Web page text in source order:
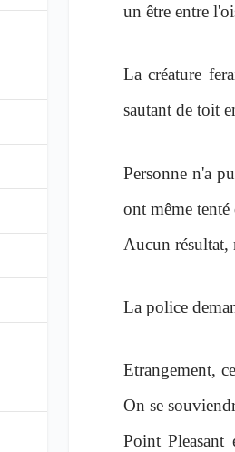
un être entre
La créature
sautant de toit
Personne n'a
ont même
Aucun résultat,
La police
Etrangement,
On se
Point